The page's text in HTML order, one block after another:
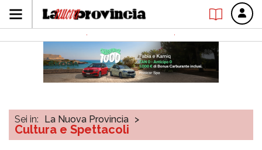
Sei in: La Nuova Provincia >
Cultura e Spettacoli